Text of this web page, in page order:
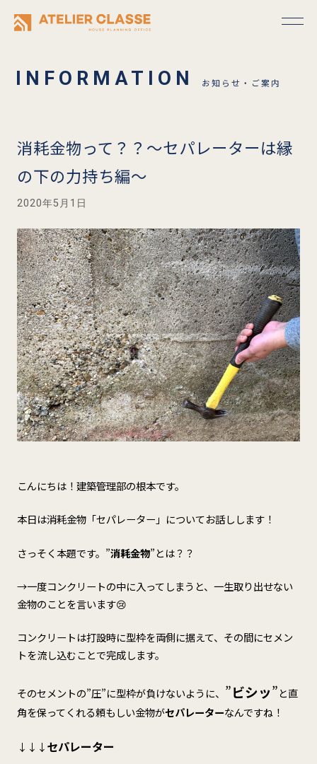
お知らせ・ご案内
消耗金物って？？～セパレーターは縁
の下の力持ち編～
2020年5月1日
こんにちは！建築管理部の根本です。
本日は消耗金物「セパレーター」についてお話しします！
さっそく本題です。”消耗金物”とは？？
→一度コンクリートの中に入ってしまうと、一生取り出せない
金物のことを言います😢
コンクリートは打設時に型枠を両側に据えて、その間にセメン
トを流し込むことで完成します。
そのセメントの”圧”に型枠が負けないように、 ”ビシッ”と直
角を保ってくれる頼もしい金物がセパレーターなんですね！
↓↓↓セパレーター